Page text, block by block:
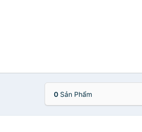
0 Sản Phẩm